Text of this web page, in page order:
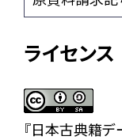
ライセンス
『日本古典籍デ